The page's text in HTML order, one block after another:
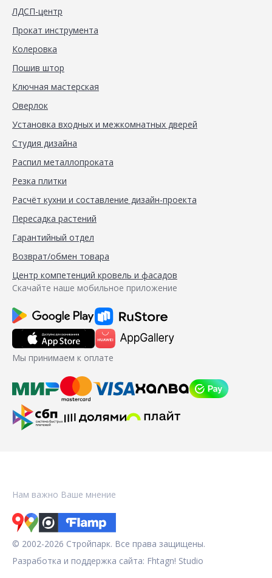
ЛДСП-центр
Прокат инструмента
Колеровка
Пошив штор
Ключная мастерская
Оверлок
Установка входных и межкомнатных дверей
Студия дизайна
Распил металлопроката
Резка плитки
Расчёт кухни и составление дизайн-проекта
Пересадка растений
Гарантийный отдел
Возврат/обмен товара
Центр компетенций кровель и фасадов
Скачайте наше мобильное приложение
Мы принимаем к оплате
Нам важно Ваше мнение
© 2002-2026 Стройпарк. Все права защищены.
Разработка и поддержка сайта: Fhtagn! Studio